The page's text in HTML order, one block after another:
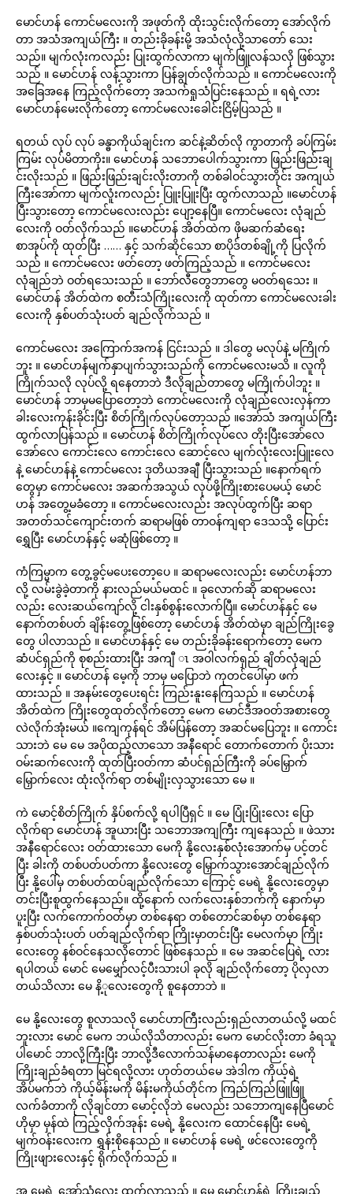
မောင်ဟန် ကောင်မလေးကို အဖုတ်ကို ထိုးသွင်းလိုက်တော့ အော်လိုက်
တာ အသံအကျယ်ကြီး ။ တည်းခိုခန်းမို့ အသံလုံလို့သာတော် သေး
သည်။ မျက်လုံးကလည်း ပြုးထွက်လာကာ မျက်ဖြူလန်သလို ဖြစ်သွား
သည် ။ မောင်ဟန် လန့်သွားကာ ပြန်ချွတ်လိုက်သည် ။ ကောင်မလေးကို
အခြေအနေ ကြည့်လိုက်တော့ အသက်ရှုသံပြင်းနေသည် ။ ရရဲ့လား
မောင်ဟန်မေးလိုက်တော့ ကောင်မလေးခေါင်းငြိမ့်ပြသည် ။
ရတယ် လုပ် လုပ် ခန္ဓာကိုယ်ချင်းက ဆင်နဲ့ဆိတ်လို ကွာတာကို ခပ်ကြမ်း
ကြမ်း လုပ်မိတာကိုး။ မောင်ဟန် သဘောပေါက်သွားကာ ဖြည်းဖြည်းချ
င်းလိုးသည် ။ ဖြည်းဖြည်းချင်းလိုးတာကို တစ်ခါဝင်သွားတိုင်း အကျယ်
ကြီးအော်ကာ မျက်လူံးကလည်း ပြူးပြူးပြီး ထွက်လာသည် ။မောင်ဟန်
ပြီးသွားတော့ ကောင်မလေးလည်း ပျော့နေပြီ။ ကောင်မလေး လုံချည်
လေးကို ဝတ်လိုက်သည် ။မောင်ဟန် အိတ်ထဲက ဖိုမဆက်ဆံရေး
စာအုပ်ကို ထုတ်ပြီး …… နှင့် သက်ဆိုင်သော စာပိုဒ်တစ်ချို့ကို ပြလိုက်
သည် ။ ကောင်မလေး ဖတ်တော့ ဖတ်ကြည့်သည် ။ ကောင်မလေး
လုံချည်ဘဲ ဝတ်ရသေးသည် ။ ဘော်လီတွေဘာတွေ မဝတ်ရသေး ။
မောင်ဟန် အိတ်ထဲက စတီးသံကြိုးလေးကို ထုတ်ကာ ကောင်မလေးခါး
လေးကို နှစ်ပတ်သုံးပတ် ချည်လိုက်သည် ။
ကောင်မလေး အကြောက်အကန် ငြင်းသည် ။ ဒါတွေ မလုပ်နဲ့ မကြိုက်
ဘူး ။ မောင်ဟန်မျက်နှာပျက်သွားသည်ကို ကောင်မလေးမသိ ။ လူကို
ကြိုက်သလို လုပ်လို့ ရနေတာဘဲ ဒီလိုချည်တာတွေ မကြိုက်ပါဘူး ။
မောင်ဟန် ဘာမှမပြောတော့ဘဲ ကောင်မလေးကို လုံချည်လေးလှန်ကာ
ခါးလေးကုန်းခိုင်းပြီး စိတ်ကြိုက်လုပ်တော့သည် ။အော်သံ အကျယ်ကြီး
ထွက်လာပြန်သည် ။ မောင်ဟန် စိတ်ကြိုက်လုပ်လေ တိုးပြီးအော်လေ
အော်လေ ကောင်းလေ ကောင်းလေ ဆောင့်လေ မျက်လုံးလေးပြူးလေ
နဲ့ မောင်ဟန်နဲ့ ကောင်မလေး ဒုတိယအချီ ပြီးသွားသည် ။နောက်ရက်
တွေမှာ ကောင်မလေး အဆက်အသွယ် လုပ်ဖို့ကြိုးစားပေမယ့် မောင်
ဟန် အတွေ့မခံတော့ ။ ကောင်မလေးလည်း အလုပ်ထွက်ပြီး ဆရာ
အတတ်သင်ကျောင်းတက် ဆရာမဖြစ် တာဝန်ကျရာ ဒေသသို့ ပြောင်း
ရွှေပြီး မောင်ဟန်နှင့် မဆုံဖြစ်တော့ ။
ကံကြမ္မာက တွေ့ခွင့်မပေးတော့ပေ ။ ဆရာမလေးလည်း မောင်ဟန်ဘာ
လို့ လမ်းခွဲခဲ့တာကို နားလည်မယ်မထင် ။ ခုလောက်ဆို ဆရာမလေး
လည်း လေးဆယ်ကျော်လို့ ငါးနှစ်စွန်းလောက်ပြီ။ မောင်ဟန်နှင့် မေ
နောက်တစ်ပတ် ချိန်းတွေ့ဖြစ်တော့ မောင်ဟန် အိတ်ထဲမှာ ချည်ကြိုးခွေ
တွေ ပါလာသည် ။ မောင်ဟန်နှင့် မေ တည်းခိုခန်းရောက်တော့ မေက
ဆံပင်ရှည်ကို စုစည်းထားပြီး အကျီ ၤ အဝါလက်ရှည် ချိတ်လုံချည်
လေးနှင့် ။ မောင်ဟန် မေ့ကို ဘာမှ မပြောဘဲ ကုတင်ပေါ်မှာ ဖက်
ထားသည် ။ အနမ်းတွေပေးရင်း ကြည်းနူးနေကြသည် ။ မောင်ဟန်
အိတ်ထဲက ကြိုးတွေထုတ်လိုက်တော့ မေက မောင်ဒီအဝတ်အစားတွေ
လဲလိုက်အုံးမယ် ။ကျေကုန်ရင် အိမ်ပြန်တော့ အဆင်မပြေဘူး ။ ကောင်း
သားဘဲ မေ မေ အပိုထည့်လာသော အနီရောင် တောက်တောက် ပိုးသား
ဝမ်းဆက်လေးကို ထုတ်ပြီးဝတ်ကာ ဆံပင်ရှည်ကြီးကို ခပ်မြှောက်
မြှောက်လေး ထုံးလိုက်ရာ တစ်မျိုးလှသွားသော မေ ။
ကဲ မောင့်စိတ်ကြိုက် နှိပ်စက်လို့ ရပါပြီရှင် ။ မေ ပြုံးပြုံးလေး ပြော
လိုက်ရာ မောင်ဟန် အူယားပြီး သဘောအကျကြီး ကျနေသည် ။ ဖဲသား
အနီရောင်လေး ဝတ်ထားသော မေကို နို့လေးနှစ်လုံးအောက်မှ ပင့်တင်
ပြီး ခါးကို တစ်ပတ်ပတ်ကာ နို့လေးတွေ မြှောက်သွားအောင်ချည်လိုက်
ပြီး နို့ပေါ်မှ တစ်ပတ်ထပ်ချည်လိုက်သော ကြောင့် မေရဲ့ နို့လေးတွေမှာ
တင်းပြီးစူထွက်နေသည်။ ထို့နောက် လက်လေးနှစ်ဘက်ကို နောက်မှာ
ပူးပြီး လက်ကောက်ဝတ်မှာ တစ်နေရာ တစ်တောင်ဆစ်မှာ တစ်နေရာ
နှစ်ပတ်သုံးပတ် ပတ်ချည်လိုက်ရာ ကြိုးမှာတင်းပြီး မေလက်မှာ ကြိုး
လေးတွေ နစ်ဝင်နေသလိုတောင် ဖြစ်နေသည် ။ မေ အဆင်ပြေရဲ့ လား
ရပါတယ် မောင် မေမျှော်လင့်ပီးသားပါ ခုလို ချည်လိုက်တော့ ပိုလှလာ
တယ်သိလား မေ နိ့ုလေးတွေကို စူနေတာဘဲ ။
မေ နို့လေးတွေ စူလာသလို မောင်ဟာကြီးလည်းရှည်လာတယ်လို့ မထင်
ဘူးလား မောင် မေက ဘယ်လိုသိတာလည်း မေက မောင်လိုးတာ ခံရသူ
ပါမောင် ဘာလို့ကြီးပြီး ဘာလို့ဒီလောက်သန်မာနေတာလည်း မေကို
ကြိုးချည်ခံရတာ မြင်ရလို့လား ဟုတ်တယ်မေ အဲဒါက ကိုယ့်ရဲ့
အိပ်မက်ဘဲ ကိုယ့်မိန်းမကို မိန်းမကိုယ်တိုင်က ကြည်ကြည်ဖြူဖြူ
လက်ခံတာကို လိုချင်တာ မောင့်လိုဘဲ မေလည်း သဘောကျနေပြီမောင်
ဟိုမှာ မှန်ထဲ ကြည့်လိုက်အုန်း မေရဲ့ နို့လေးက ထောင်နေပြီး မေရဲ့
မျက်ဝန်းလေးက ရွှန်းစိုနေသည် ။ မောင်ဟန် မေရဲ့ ဖင်လေးတွေကို
ကြိုးဖျားလေးနှင့် ရိုက်လိုက်သည် ။
အ မေရဲ့ အော်သံလေး ထွက်လာသည် ။ မေ မောင်ဟန်ရဲ့ ကြိုးချည်